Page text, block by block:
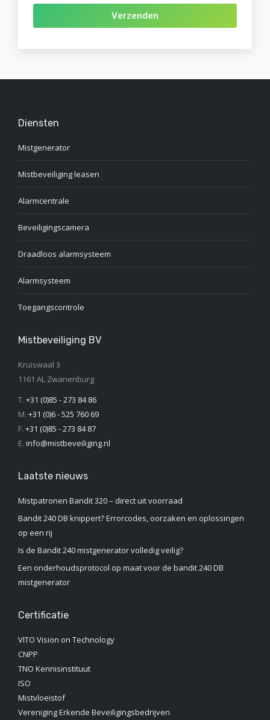
Gelieve dit veld leeg te laten.
Diensten
Mistgenerator
Mistbeveiliging leasen
Alarmcentrale
Beveiligingscamera
Draadloos alarmsysteem
Alarmsysteem
Toegangscontrole
Mistbeveiliging BV
Kruiswaal 3
1161 AL Zwanenburg
T. +31 (0)85 - 273 84 86
M. +31 (0)6 - 525 760 69
F. +31 (0)85 - 273 84 87
E. info@mistbeveiliging.nl
Laatste nieuws
Mistpatronen Bandit 320 – direct uit voorraad
Bandit 240 DB knippert? Errorcodes, oorzaken en oplossingen
op een rij
Is de Bandit 240 mistgenerator volledig veilig?
Een onderhoudsprotocol op maat voor de bandit 240 DB
mistgenerator
Certificatie
VITO Vision on Technology
CNPP
TNO Kennisinstituut‎
ISO
Mistvloeistof
Vereniging Erkende Beveiligingsbedrijven